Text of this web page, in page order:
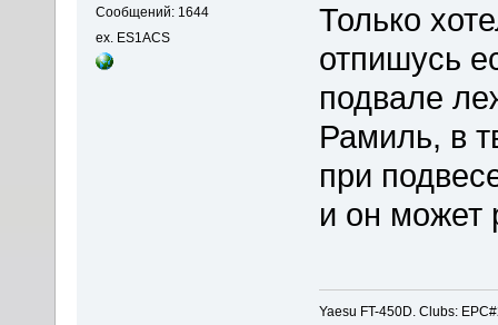
Сообщений: 1644
ex. ES1ACS
Только
отпишусь
подвале
Рамиль, в
при
и он может
Yaesu FT-450D. Clubs: